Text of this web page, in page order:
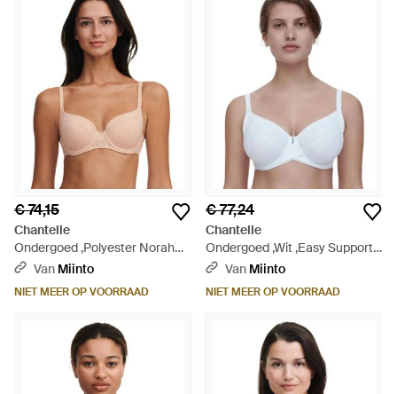
€ 74,15
Chantelle
Ondergoed ,Polyester Norah
Full Coverage T-Shirt Bra -
Van Miinto
NIET MEER OP VOORRAAD
€ 77,24
Chantelle
Ondergoed ,Wit ,Easy Support
Full Coverage Unlined Bra - Wit
Van Miinto
NIET MEER OP VOORRAAD